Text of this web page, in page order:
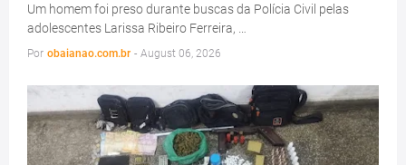
Um homem foi preso durante buscas da Polícia Civil pelas
adolescentes Larissa Ribeiro Ferreira, …
Por obaianao.com.br - August 06, 2026